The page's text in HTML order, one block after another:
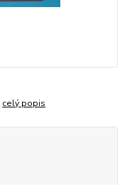
celý popis